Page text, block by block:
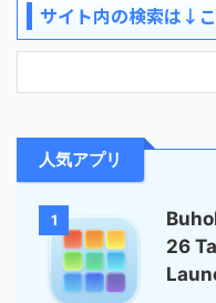
サイト内の検索は↓
人気アプリ
1
26